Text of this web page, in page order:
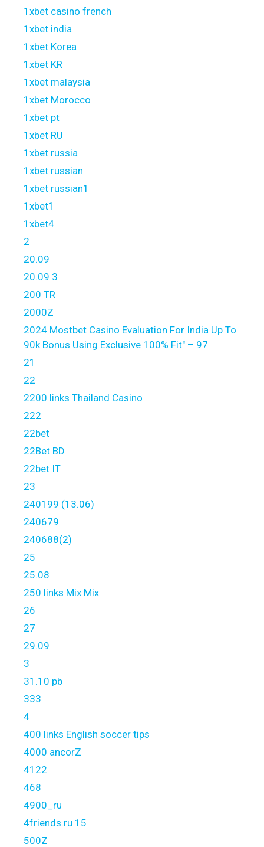
1xbet casino french
1xbet india
1xbet Korea
1xbet KR
1xbet malaysia
1xbet Morocco
1xbet pt
1xbet RU
1xbet russia
1xbet russian
1xbet russian1
1xbet1
1xbet4
2
20.09
20.09 3
200 TR
2000Z
2024 Mostbet Casino Evaluation For India Up To
90k Bonus Using Exclusive 100% Fit" – 97
21
22
2200 links Thailand Casino
222
22bet
22Bet BD
22bet IT
23
240199 (13.06)
240679
240688(2)
25
25.08
250 links Mix Mix
26
27
29.09
3
31.10 pb
333
4
400 links English soccer tips
4000 ancorZ
4122
468
4900_ru
4friends.ru 15
500Z